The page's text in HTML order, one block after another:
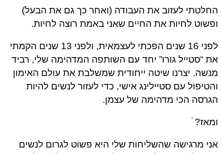
החלטתי לעזוב את העבודה (ואחר כך גם את הבעל)
ופשוט לחיות את החיים שאני באמת רוצה לחיות.
לפני 16 שנים הפכתי לעצמאית, ולפני 13 שנים הקמתי
את “סטייל גורו” יחד עם השותפה המדהימה שלי, רביד
מנשה. יצרנו שיטה ייחודית שמשלבת את עולם האימון
והטיפול עם סטיילינג אישי, כדי לעזור לנשים להיות
הגרסה הכי מדהימה של עצמן.
ומאז? ֿ
אני מרגישה שהשליחות שלי היא פשוט לגרום לנשים